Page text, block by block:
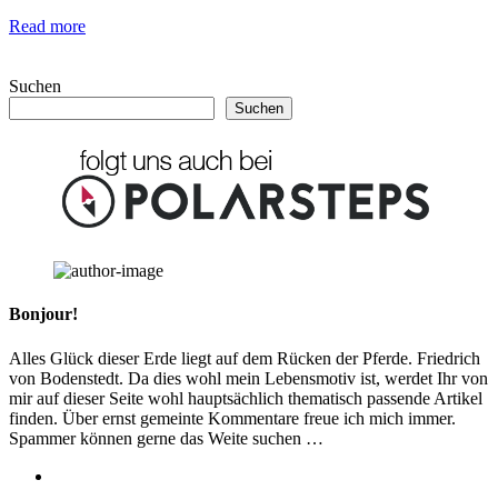
Read more
Suchen
Suchen
Bonjour!
Alles Glück dieser Erde liegt auf dem Rücken der Pferde. Friedrich
von Bodenstedt. Da dies wohl mein Lebensmotiv ist, werdet Ihr von
mir auf dieser Seite wohl hauptsächlich thematisch passende Artikel
finden. Über ernst gemeinte Kommentare freue ich mich immer.
Spammer können gerne das Weite suchen …